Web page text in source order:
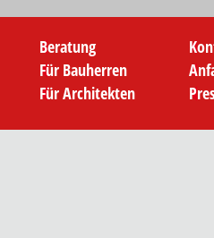
Beratung
Für Bauherren
Für Architekten